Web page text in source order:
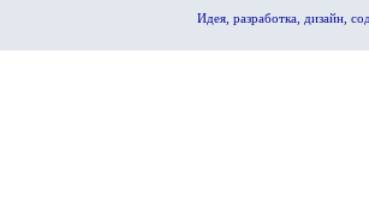
Идея, разработка, дизайн,